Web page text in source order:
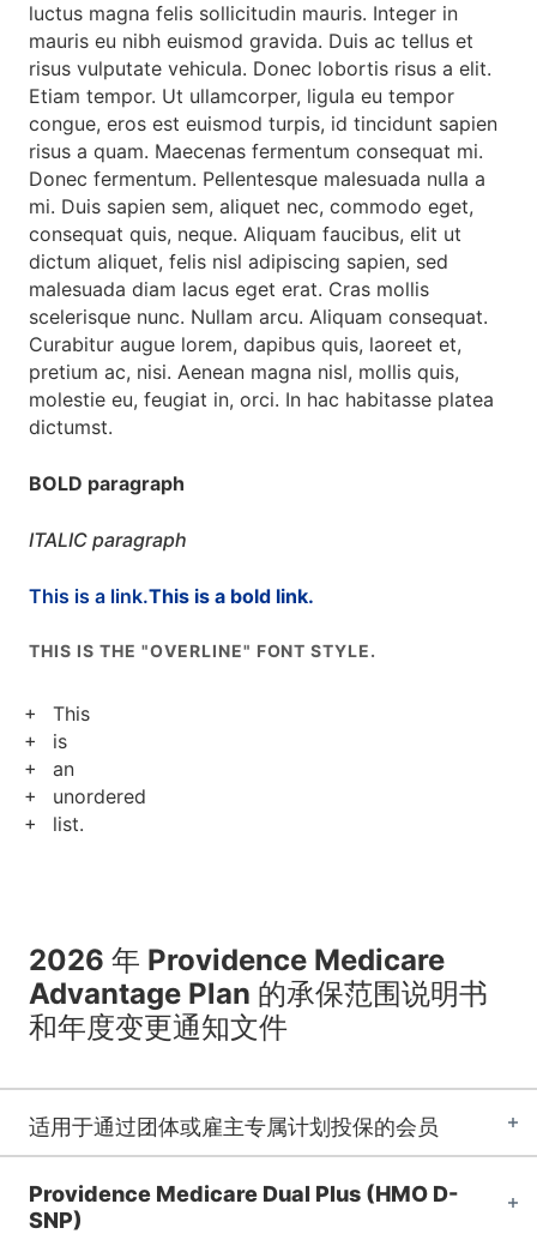
luctus magna felis sollicitudin mauris. Integer in
mauris eu nibh euismod gravida. Duis ac tellus et
risus vulputate vehicula. Donec lobortis risus a elit.
Etiam tempor. Ut ullamcorper, ligula eu tempor
congue, eros est euismod turpis, id tincidunt sapien
risus a quam. Maecenas fermentum consequat mi.
Donec fermentum. Pellentesque malesuada nulla a
mi. Duis sapien sem, aliquet nec, commodo eget,
consequat quis, neque. Aliquam faucibus, elit ut
dictum aliquet, felis nisl adipiscing sapien, sed
malesuada diam lacus eget erat. Cras mollis
scelerisque nunc. Nullam arcu. Aliquam consequat.
Curabitur augue lorem, dapibus quis, laoreet et,
pretium ac, nisi. Aenean magna nisl, mollis quis,
molestie eu, feugiat in, orci. In hac habitasse platea
dictumst.
BOLD paragraph
ITALIC paragraph
This is a link.This is a bold link.
THIS IS THE "OVERLINE" FONT STYLE.
This
is
an
unordered
list.
2026 年 Providence Medicare
Advantage Plan 的承保范围说明书
和年度变更通知文件
适用于通过团体或雇主专属计划投保的会员
Providence Medicare Dual Plus (HMO D-
SNP)